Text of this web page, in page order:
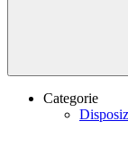
Categorie